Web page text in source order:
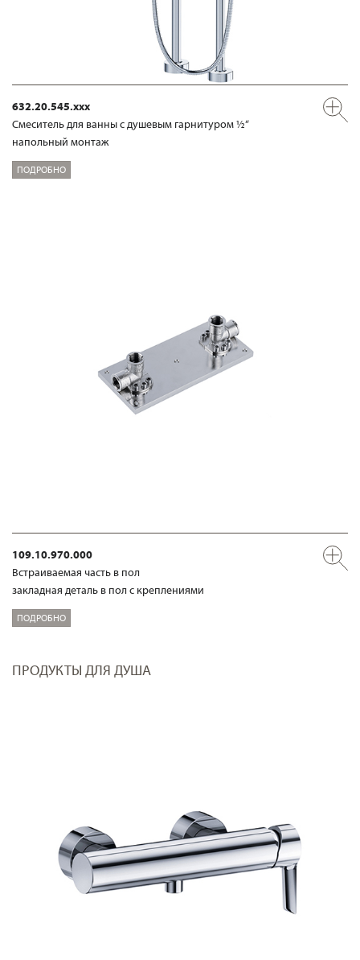
632.20.545.xxx
Смеситель для ванны с душевым гарнитуром ½“
напольный монтаж
ПОДРОБНО
109.10.970.000
Встраиваемая часть в пол
закладная деталь в пол с креплениями
ПОДРОБНО
ПРОДУКТЫ ДЛЯ ДУША